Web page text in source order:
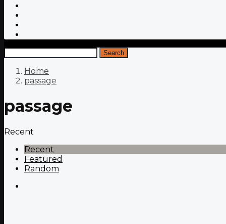
Search
Home
passage
passage
Recent
Recent
Featured
Random